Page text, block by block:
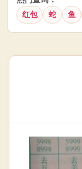
红包 蛇 鱼